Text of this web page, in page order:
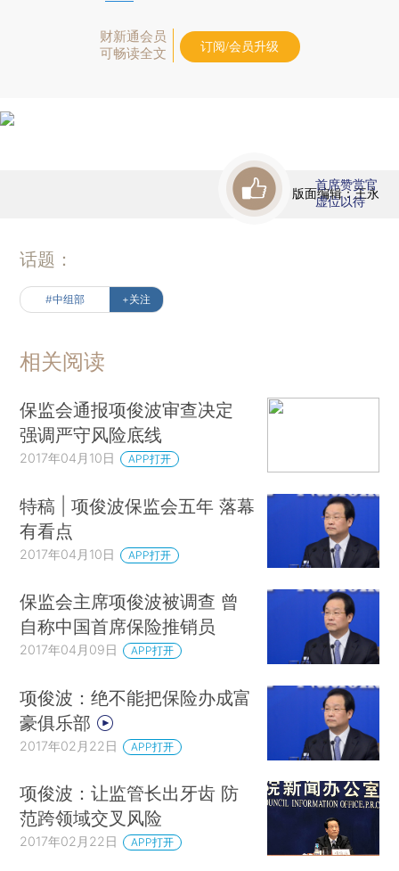
财新通会员
可畅读全文
订阅/会员升级
版面编辑：王永
首席赞赏官
虚位以待
话题：
#中组部 +关注
相关阅读
保监会通报项俊波审查决定
强调严守风险底线
2017年04月10日 APP打开
特稿 | 项俊波保监会五年 落幕
有看点
2017年04月10日 APP打开
保监会主席项俊波被调查 曾
自称中国首席保险推销员
2017年04月09日 APP打开
项俊波：绝不能把保险办成富
豪俱乐部
2017年02月22日 APP打开
项俊波：让监管长出牙齿 防
范跨领域交叉风险
2017年02月22日 APP打开